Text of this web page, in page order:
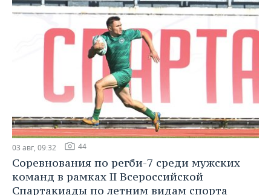
03 авг, 09:32 44
Соревнования по регби-7 среди мужских
команд в рамках II Всероссийской
Спартакиады по летним видам спорта